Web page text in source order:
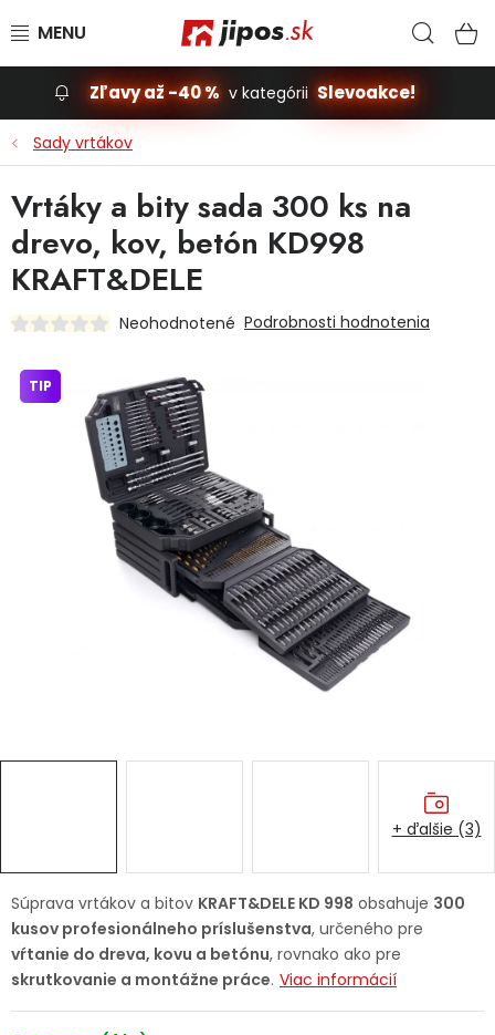
Slevoakce
Stavba, dom
Dielňa
Príslušenstvo pre automobily
Vybavenie a hračky pre deti
Domácnosť
Ochranné pracovné pomôcky
Doprava a platba Váš zákaznícky účet
Kontakty
PODPORA
Zľavy až -40 % v kategórii Slevoakce!
Sady vrtákov
Súprava vrtákov a bitov KRAFT&DELE KD 998 obsahuje 300
kusov profesionálneho príslušenstva, určeného pre
vŕtanie do dreva, kovu a betónu, rovnako ako pre
skrutkovanie a montážne práce. Viac informácií
Vrtáky a bity sada 300 ks na
drevo, kov, betón KD998
KRAFT&DELE
Neohodnotené Podrobnosti hodnotenia
TIP
+ ďalšie (3)